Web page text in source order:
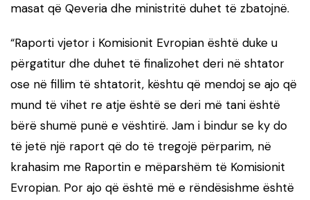
masat që Qeveria dhe ministritë duhet të zbatojnë.
“Raporti vjetor i Komisionit Evropian është duke u
përgatitur dhe duhet të finalizohet deri në shtator
ose në fillim të shtatorit, kështu që mendoj se ajo që
mund të vihet re atje është se deri më tani është
bërë shumë punë e vështirë. Jam i bindur se ky do
të jetë një raport që do të tregojë përparim, në
krahasim me Raportin e mëparshëm të Komisionit
Evropian. Por ajo që është më e rëndësishme është